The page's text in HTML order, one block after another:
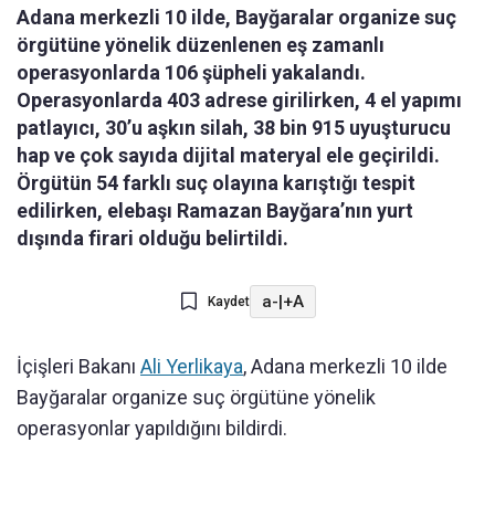
Adana merkezli 10 ilde, Bayğaralar organize suç
örgütüne yönelik düzenlenen eş zamanlı
operasyonlarda 106 şüpheli yakalandı.
Operasyonlarda 403 adrese girilirken, 4 el yapımı
patlayıcı, 30’u aşkın silah, 38 bin 915 uyuşturucu
hap ve çok sayıda dijital materyal ele geçirildi.
Örgütün 54 farklı suç olayına karıştığı tespit
edilirken, elebaşı Ramazan Bayğara’nın yurt
dışında firari olduğu belirtildi.
Kaydet a-|+A
İçişleri Bakanı Ali Yerlikaya, Adana merkezli 10 ilde
Bayğaralar organize suç örgütüne yönelik
operasyonlar yapıldığını bildirdi.